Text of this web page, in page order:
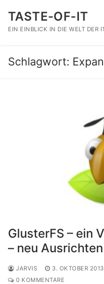
Inhalt
springen
TASTE-OF-IT
EIN EINBLICK IN DIE WELT DER
Schlagwort:
GlusterFS – ein
– neu Ausrichten
JARVIS 3. OKTOBER 2013
0 KOMMENTARE